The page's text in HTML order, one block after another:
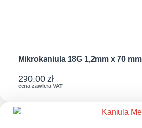
Mikrokaniula 18G 1,2mm x 70 mm
290.00 zł
cena zawiera VAT